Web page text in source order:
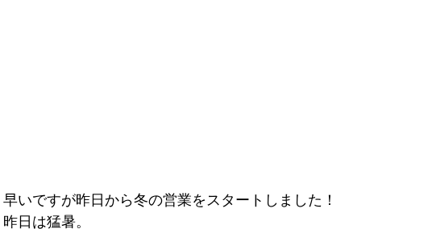
早いですが昨日から冬の営業をスタートしました！
昨日は猛暑。